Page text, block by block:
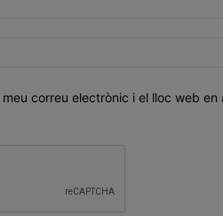
meu correu electrònic i el lloc web